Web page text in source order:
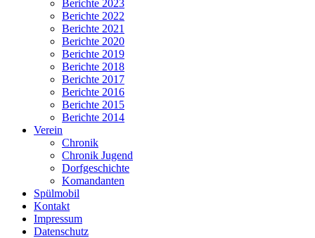
Berichte 2023
Berichte 2022
Berichte 2021
Berichte 2020
Berichte 2019
Berichte 2018
Berichte 2017
Berichte 2016
Berichte 2015
Berichte 2014
Verein
Chronik
Chronik Jugend
Dorfgeschichte
Komandanten
Spülmobil
Kontakt
Impressum
Datenschutz